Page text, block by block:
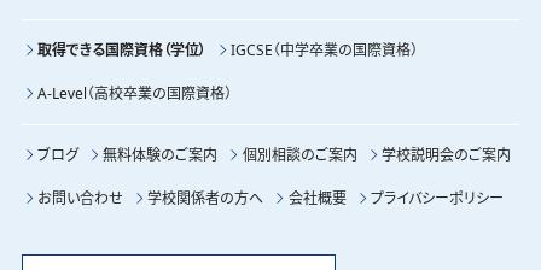
取得できる国際資格（学位） IGCSE（中学卒業の国際資格）
A-Level（高校卒業の国際資格）
ブログ 無料体験のご案内 個別相談のご案内 学校説明会のご案内
お問い合わせ 学校関係者の方へ 会社概要 プライバシーポリシー